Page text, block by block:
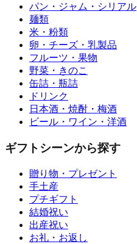
パン・ジャム・シリアル
麺類
米・粉類
卵・チーズ・乳製品
フルーツ・果物
野菜・きのこ
缶詰・瓶詰
ドリンク
日本酒・焼酎・梅酒
ビール・ワイン・洋酒
ギフトシーンから探す
贈り物・プレゼント
手土産
プチギフト
結婚祝い
出産祝い
お礼・お返し